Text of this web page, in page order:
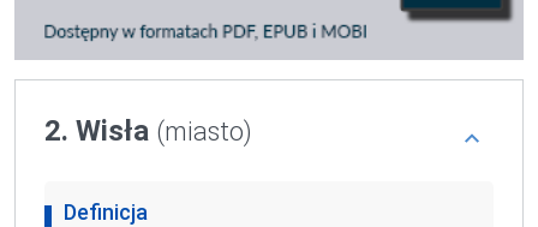
2. Wisła (miasto)
Definicja